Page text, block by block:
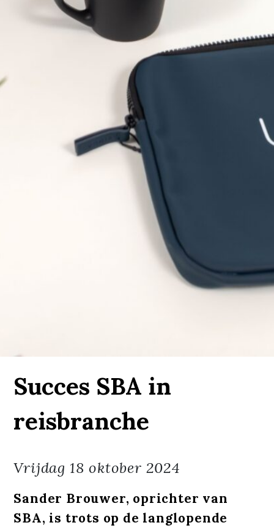
Succes SBA in
reisbranche
Vrijdag 18 oktober 2024
Sander Brouwer, oprichter van
SBA, is trots op de langlopende